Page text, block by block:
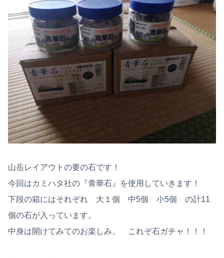
山岳レイアウトの要の石です！
今回はカミハタ社の『青華石』を使用していきます！
下段の箱にはそれぞれ 大１個 中5個 小5個 の計11
個の石が入っています。
中身は開けてみてのお楽しみ。 これぞ石ガチャ！！！